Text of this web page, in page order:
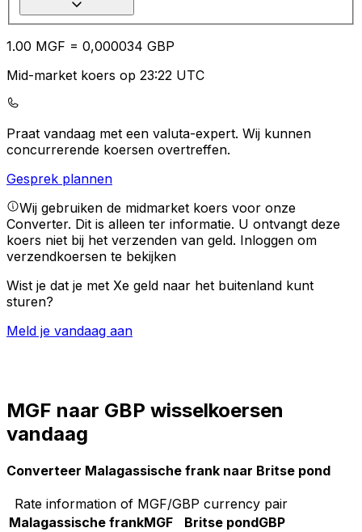
1.00 MGF = 0,000034 GBP
Mid-market koers op 23:22 UTC
Praat vandaag met een valuta-expert. Wij kunnen
concurrerende koersen overtreffen.
Gesprek plannen
Wij gebruiken de midmarket koers voor onze
Converter. Dit is alleen ter informatie. U ontvangt deze
koers niet bij het verzenden van geld. Inloggen om
verzendkoersen te bekijken
Wist je dat je met Xe geld naar het buitenland kunt
sturen?
Meld je vandaag aan
MGF naar GBP wisselkoersen
vandaag
Converteer Malagassische frank naar Britse pond
Rate information of MGF/GBP currency pair
Malagassische frankMGF Britse pondGBP